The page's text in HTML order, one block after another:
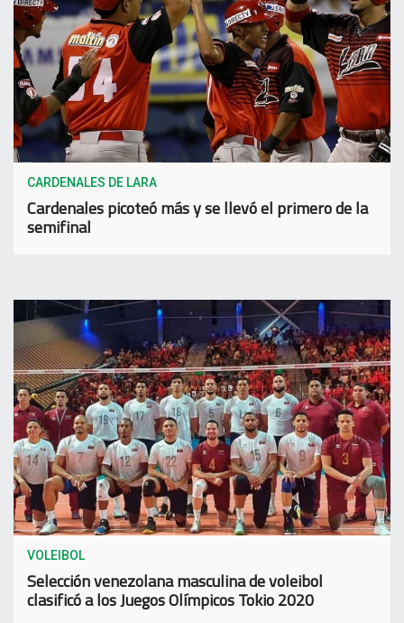
CARDENALES DE LARA
Cardenales picoteó más y se llevó el primero de la
semifinal
VOLEIBOL
Selección venezolana masculina de voleibol
clasificó a los Juegos Olímpicos Tokio 2020